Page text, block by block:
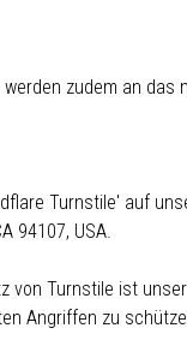
werden zudem an
Turnstile' auf
94107, USA.
von Turnstile ist
Angriffen zu